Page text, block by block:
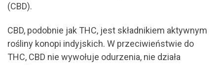
(CBD).
CBD, podobnie jak THC, jest składnikiem aktywnym
rośliny konopi indyjskich. W przeciwieństwie do
THC, CBD nie wywołuje odurzenia, nie działa